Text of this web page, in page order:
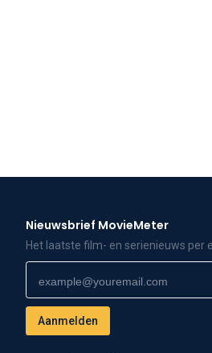
Nieuwsbrief MovieMeter
Het laatste film- en serienieuws per